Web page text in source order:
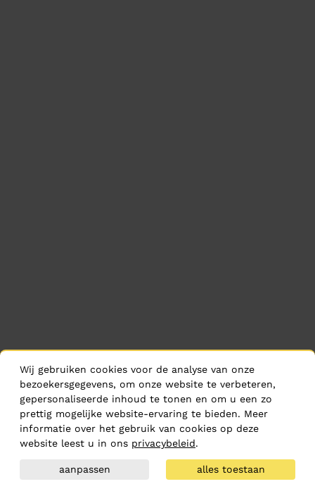
Wij gebruiken cookies voor de analyse van onze
bezoekersgegevens, om onze website te verbeteren,
gepersonaliseerde inhoud te tonen en om u een zo
prettig mogelijke website-ervaring te bieden. Meer
informatie over het gebruik van cookies op deze
website leest u in ons privacybeleid.
aanpassen alles toestaan